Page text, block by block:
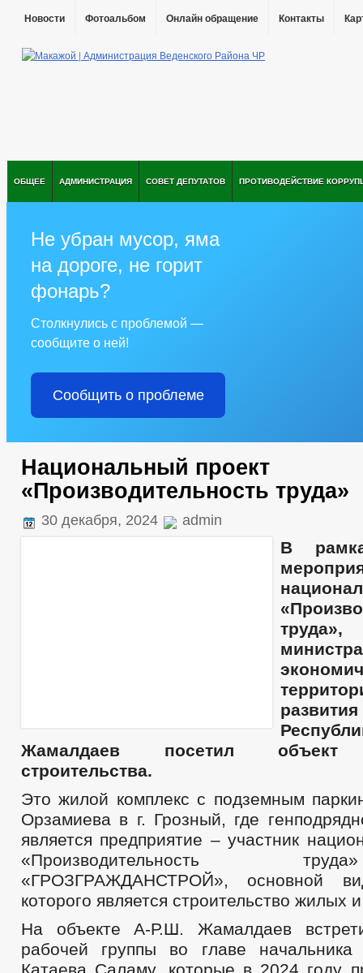
Новости Фотоальбом Онлайн обращение Контакты
ОБЩЕЕ АДМИНИСТРАЦИЯ СОВЕТ ДЕПУТАТОВ ПРОТИВОДЕЙСТВИЕ
Не убран мусор, яма
на дороге, не горит
фонарь?
Столкнулись с проблемой —
сообщите о ней!
Сообщить о проблеме
Национальный проект
«Производительность труда»
30 декабря, 2024 admin
В
министра
Жамалдаев посетил объект
строительства.
Это жилой комплекс с подземным
Орзамиева в г. Грозный, где
является предприятие – участник
«Производительность
«ГРОЗГРАЖДАНСТРОЙ», основной
которого является строительство жилых
На объекте А-Р.Ш. Жамалдаев
рабочей группы во главе начальника